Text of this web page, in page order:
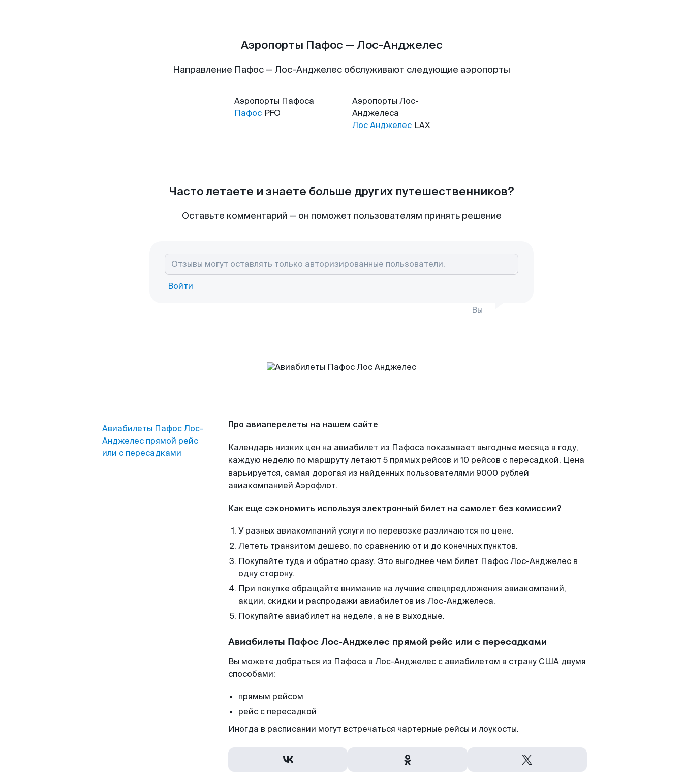
Аэропорты Пафос — Лос-Анджелес
Направление Пафос — Лос-Анджелес обслуживают следующие аэропорты
Аэропорты Пафоса
Пафос PFO
Аэропорты Лос-
Анджелеса
Лос Анджелес LAX
Часто летаете и знаете больше других путешественников?
Оставьте комментарий — он поможет пользователям принять решение
Войти
Вы
Авиабилеты Пафос Лос-
Анджелес прямой рейс
или с пересадками
Про авиаперелеты на нашем сайте
Календарь низких цен на авиабилет из Пафоса показывает выгодные месяца в году,
каждую неделю по маршруту летают 5 прямых рейсов и 10 рейсов с пересадкой. Цена
варьируется, самая дорогая из найденных пользователями 9000 рублей
авиакомпанией Аэрофлот.
Как еще сэкономить используя электронный билет на самолет без комиссии?
У разных авиакомпаний услуги по перевозке различаются по цене.
Лететь транзитом дешево, по сравнению от и до конечных пунктов.
Покупайте туда и обратно сразу. Это выгоднее чем билет Пафос Лос-Анджелес в
одну сторону.
При покупке обращайте внимание на лучшие спецпредложения авиакомпаний,
акции, скидки и распродажи авиабилетов из Лос-Анджелеса.
Покупайте авиабилет на неделе, а не в выходные.
Авиабилеты Пафос Лос-Анджелес прямой рейс или с пересадками
Вы можете добраться из Пафоса в Лос-Анджелес с авиабилетом в страну США двумя
способами:
прямым рейсом
рейс с пересадкой
Иногда в расписании могут встречаться чартерные рейсы и лоукосты.